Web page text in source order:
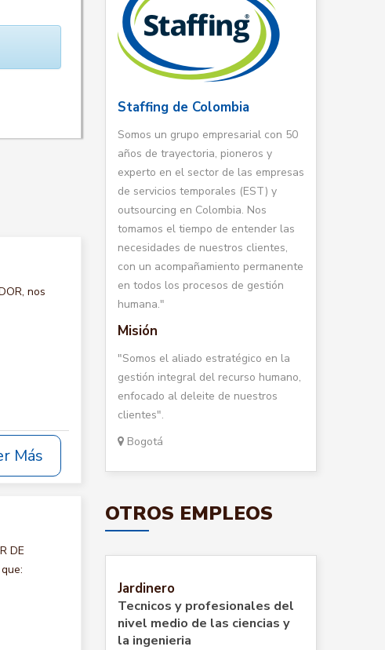
nos
Más
DE
Staffing de Colombia
Somos un grupo empresarial con 50
años de trayectoria, pioneros y
experto en el sector de las empresas
de servicios temporales (EST) y
outsourcing en Colombia. Nos
tomamos el tiempo de entender las
necesidades de nuestros clientes,
con un acompañamiento permanente
en todos los procesos de gestión
humana."
Misión
"Somos el aliado estratégico en la
gestión integral del recurso humano,
enfocado al deleite de nuestros
clientes".
Bogotá
OTROS EMPLEOS
Jardinero
Tecnicos y profesionales del
nivel medio de las ciencias y
la ingenieria